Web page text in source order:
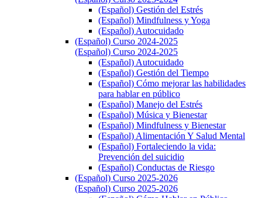
(Español) Gestión del Estrés
(Español) Mindfulness y Yoga
(Español) Autocuidado
(Español) Curso 2024-2025
(Español) Curso 2024-2025
(Español) Autocuidado
(Español) Gestión del Tiempo
(Español) Cómo mejorar las habilidades
para hablar en público
(Español) Manejo del Estrés
(Español) Música y Bienestar
(Español) Mindfulness y Bienestar
(Español) Alimentación Y Salud Mental
(Español) Fortaleciendo la vida:
Prevención del suicidio
(Español) Conductas de Riesgo
(Español) Curso 2025-2026
(Español) Curso 2025-2026